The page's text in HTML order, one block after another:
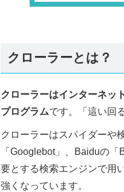
クローラーとは？
クローラーはインターネッ
プログラムです。「這い回
クローラーはスパイダーや
「Googlebot」、Baiduの
要とする検索エンジンで用
強くなっています。